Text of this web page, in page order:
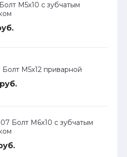
М5х10 с зубчатым
Болт М5х12 приварной
Болт М6х10 с зубчатым